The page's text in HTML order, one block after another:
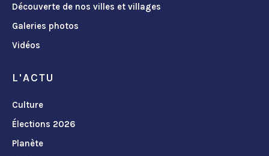
Découverte de nos villes et villages
Galeries photos
Vidéos
L'ACTU
Culture
Élections 2026
Planète